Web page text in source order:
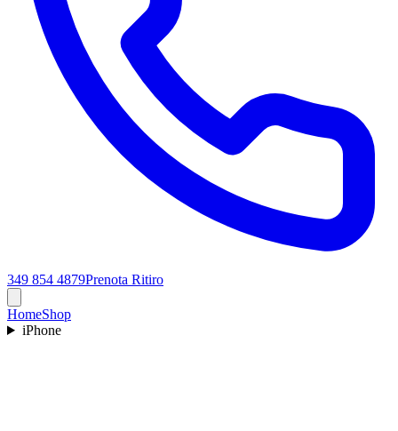
349 854 4879Prenota Ritiro
HomeShop
iPhone